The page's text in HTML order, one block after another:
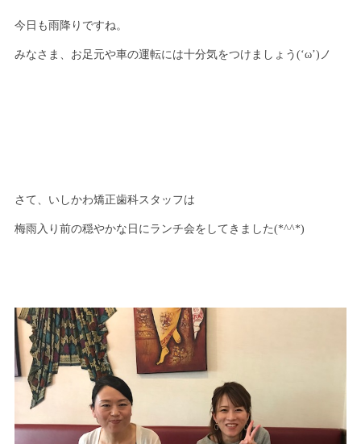
今日も雨降りですね。
みなさま、お足元や車の運転には十分気をつけましょう(‘ω’)ノ
さて、いしかわ矯正歯科スタッフは
梅雨入り前の穏やかな日にランチ会をしてきました(*^^*)